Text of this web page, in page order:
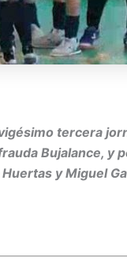
tercera
Bujalance, y
y Miguel